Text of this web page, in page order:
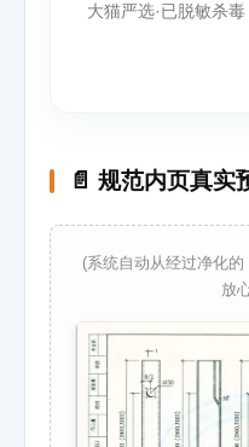
大猫严选·已脱敏杀毒
📄 规范内页真实
(系统自动从经过净化
放